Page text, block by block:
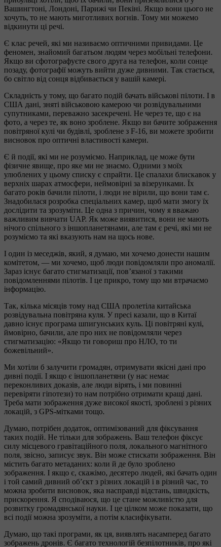
Вашингтоні, Лондоні, Парижі чи Пекіні. Якщо вони цього не
хочуть, то не мають миготливих вогнів. Тому ми можемо
відкинути ці речі.
Є клас речей, які ми називаємо оптичними привидами. Це
феномен, знайомий багатьом людям через мобільні телефони.
Якщо ви сфотографуєте свого друга на телефон, коли сонце
позаду, фотографії можуть вийти дуже дивними. Так стається,
бо світло від сонця відбивається у вашій камері.
Складність у тому, що багато подій бачать військові пілоти. І в
США дані, зняті військовою камерою чи розвідувальними
супутниками, переважно засекречені. Не через те, що є на
фото, а через те, як воно зроблене. Якщо ви бачите зображення
повітряної кулі чи будівлі, зроблене з F-16, ви можете зробити
висновок про оптичні властивості камери.
Є й події, які ми не розуміємо. Наприклад, це може бути
фізичне явище, про яке ми не знаємо. Одними з моїх
улюблених у цьому списку є спрайти. Це спалахи блискавок у
верхніх шарах атмосфери, неймовірні за візерунками. Їх
багато років бачили пілоти, і люди не вірили, що вони там є.
Знадобилася розробка спеціальних камер, щоб мати змогу їх
дослідити та зрозуміти. Це одна з причин, чому я вважаю
важливим вивчати UAP. Як може виявитися, вони не мають
нічого спільного з іншопланетянами, але там є речі, які ми не
розуміємо та які вказують нам на щось нове.
І один із меседжів, який, я думаю, ми хочемо донести нашим
комітетом, — ми хочемо, щоб люди повідомляли про аномалії.
Зараз існує багато стигматизації, пов’язаної з такими
повідомленнями пілотів. І це прикро, тому що ми втрачаємо
інформацію.
Так, кілька місяців тому над США пролетіла китайська
розвідувальна повітряна куля. У пресі казали, що в Китаї
давно існує програма шпигунських куль. Ці повітряні кулі,
ймовірно, бачили, але про них не повідомляли через
стигматизацію: «Якщо ти говориш про НЛО, то ти
божевільний».
Ми хотіли б залучити громадян, отримувати якісні дані про
дивні події. І якщо є іншопланетяни (у нас немає
переконливих доказів, але люди вірять, і ми повинні
перевіряти гіпотези) то нам потрібно отримати кращі дані.
Треба мати зображення дуже високої якості, зроблені з різних
локацій, з GPS-мітками тощо.
Думаю, потрібен додаток, оптимізований для фіксування
таких подій. Не тільки для зображень. Ваш телефон фіксує
силу місцевого гравітаційного поля, локального магнітного
поля, звісно, записує звук. Він може стискати зображення. Він
містить багато метаданих: коли й де було зроблено
зображення. І якщо є, скажімо, десятеро людей, які бачать один
і той самий дивний об’єкт з різних локацій і в різний час, то
можна зробити висновок, яка насправді відстань, швидкість,
прискорення. Я сподіваюся, що це стане можливістю для
розвитку громадянської науки. І це цілком може показати, що
всі події можна зрозуміти, а потім класифікувати.
Думаю, що такі програми, як ця, виявлять насамперед багато
зображень дронів. Є багато технологій безпілотників, про які